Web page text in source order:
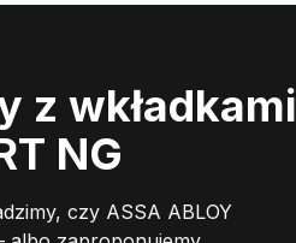
z wkładkami
NG
czy ASSA ABLOY